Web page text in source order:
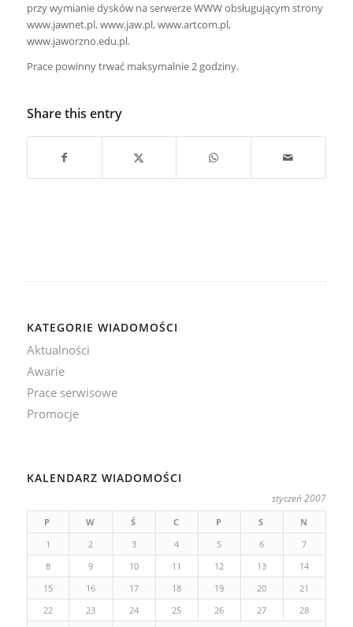
przy wymianie dysków na serwerze WWW obsługującym strony
www.jawnet.pl, www.jaw.pl, www.artcom.pl,
www.jaworzno.edu.pl.
Prace powinny trwać maksymalnie 2 godziny.
Share this entry
KATEGORIE WIADOMOŚCI
Aktualności
Awarie
Prace serwisowe
Promocje
KALENDARZ WIADOMOŚCI
styczeń 2007
P W Ś C P S
N
1
2 3 4 5 6
7
8
9 10 11 12 13
14
15
16 17 18 19 20
21
22
23 24 25 26 27
28